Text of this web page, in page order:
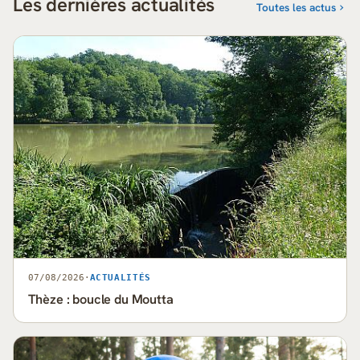
Toutes les actus
07/08/2026 · ACTUALITÉS
Thèze : boucle du Moutta